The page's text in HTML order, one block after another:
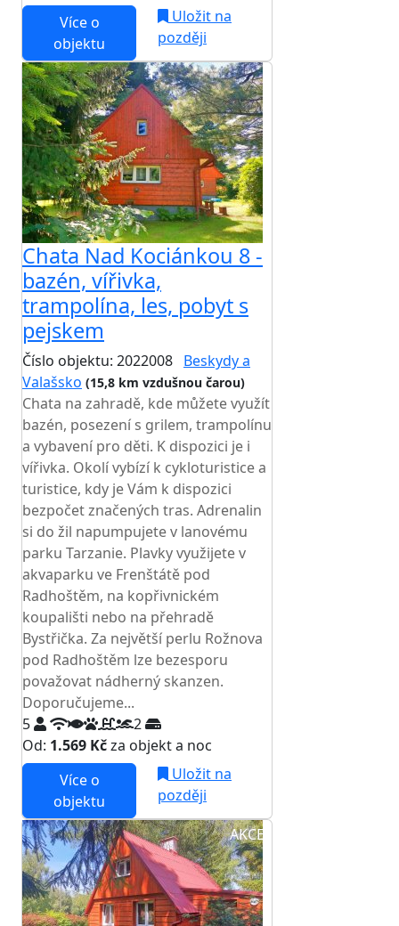
Více o
objektu
Uložit na
později
Chata Nad Kociánkou 8 -
bazén, vířivka,
trampolína, les, pobyt s
pejskem
Číslo objektu: 2022008 Beskydy a
Valašsko (15,8 km vzdušnou čarou)
Chata na zahradě, kde můžete využít
bazén, posezení s grilem, trampolínu
a vybavení pro děti. K dispozici je i
vířivka. Okolí vybízí k cykloturistice a
turistice, kdy je Vám k dispozici
bezpočet značených tras. Adrenalin
si do žil napumpujete v lanovému
parku Tarzanie. Plavky využijete v
akvaparku ve Frenštátě pod
Radhoštěm, na kopřivnickém
koupališti nebo na přehradě
Bystřička. Za největší perlu Rožnova
pod Radhoštěm lze bezesporu
považovat nádherný skanzen.
Doporučujeme...
5
2
Od: 1.569 Kčza objekt a noc
Více o
objektu
Uložit na
později
AKCE